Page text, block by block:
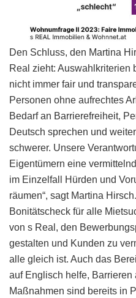
Den Schluss, den Martina
Real zieht: Auswahlkriterien
nicht immer fair und
Personen ohne aufrechtes
Bedarf an Barrierefreiheit,
Deutsch sprechen und
schwerer. Unsere
Eigentümern eine
im Einzelfall Hürden und
räumen“, sagt Martina
Bonitätscheck für alle
von s Real, den
gestalten und Kunden zu
alle gleich ist. Auch das
auf Englisch helfe, Barrieren
Maßnahmen sind bereits in